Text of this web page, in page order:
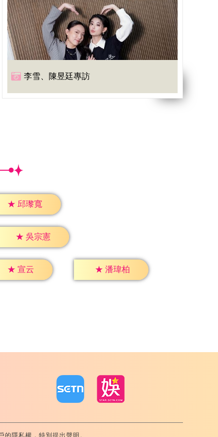
李雪、陳昱廷專訪
★ 邱瓈寬
★ 吳宗憲
★ 宣云 ★ 潘瑋柏
隱私權，特別提出聲明。